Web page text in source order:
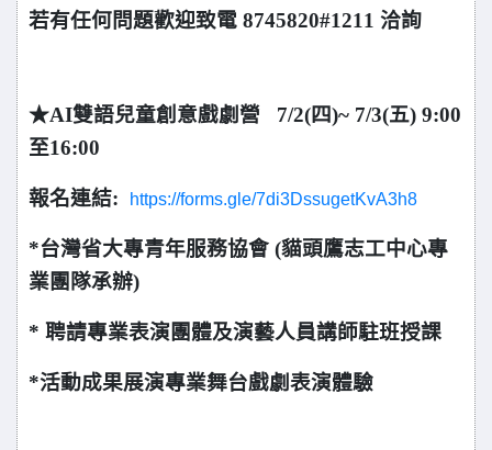
若有任何問題歡迎致電 8745820#1211 洽詢
★AI雙語兒童創意戲劇營 7/2(四)~ 7/3(五) 9:00
至16:00
報名連結: https://forms.gle/7di3DssugetKvA3h8
*台灣省大專青年服務協會 (貓頭鷹志工中心專
業團隊承辦)
* 聘請專業表演團體及演藝人員講師駐班授課
*活動成果展演專業舞台戲劇表演體驗